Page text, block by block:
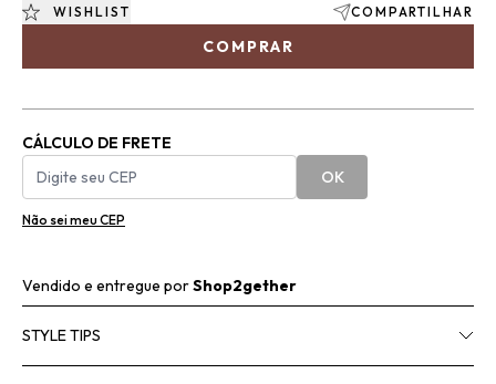
COMPRAR
WISHLIST COMPARTILHAR
CÁLCULO DE FRETE
OK
Não sei meu CEP
Vendido e entregue porShop2gether
STYLE TIPS